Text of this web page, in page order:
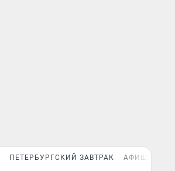
ПЕТЕРБУРГСКИЙ ЗАВТРАК АФИША PLUS